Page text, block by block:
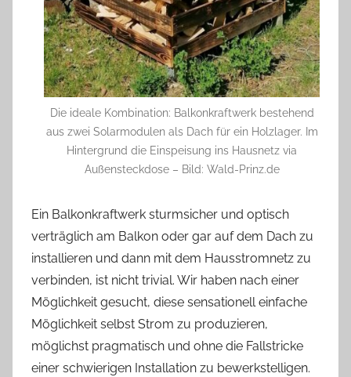
Die ideale Kombination: Balkonkraftwerk bestehend
aus zwei Solarmodulen als Dach für ein Holzlager. Im
Hintergrund die Einspeisung ins Hausnetz via
Außensteckdose – Bild: Wald-Prinz.de
Ein Balkonkraftwerk sturmsicher und optisch
verträglich am Balkon oder gar auf dem Dach zu
installieren und dann mit dem Hausstromnetz zu
verbinden, ist nicht trivial. Wir haben nach einer
Möglichkeit gesucht, diese sensationell einfache
Möglichkeit selbst Strom zu produzieren,
möglichst pragmatisch und ohne die Fallstricke
einer schwierigen Installation zu bewerkstelligen.